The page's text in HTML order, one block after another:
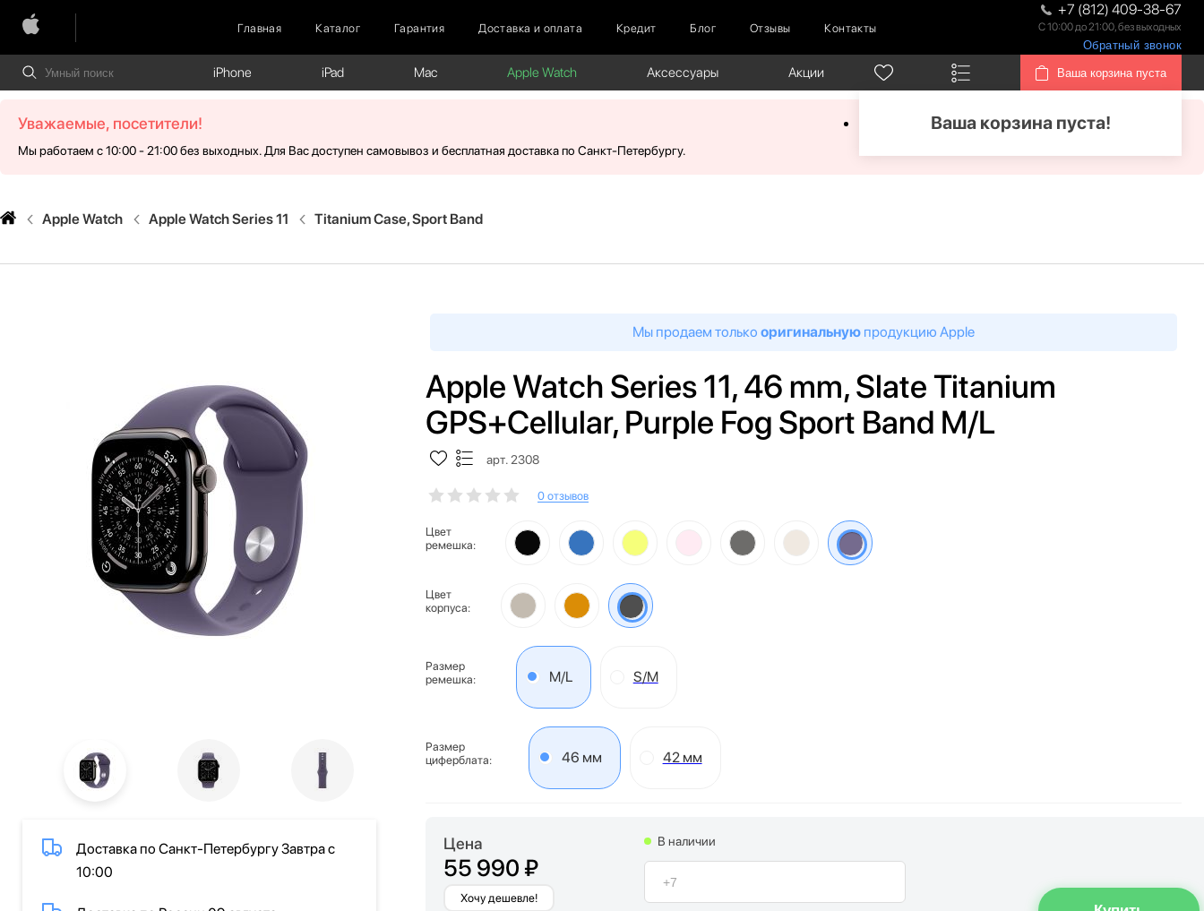
Главная Каталог Гарантия Доставка и оплата Кредит Блог Отзывы Контакты
+7 (812) 409-38-67
С 10:00 до 21:00, без выходных
Обратный звонок
iPhone iPad Mac Apple Watch Аксессуары Акции Ваша корзина пуста
Ваша корзина пуста!
Уважаемые, посетители!
Мы работаем с 10:00 - 21:00 без выходных. Для Вас доступен самовывоз и бесплатная доставка по Санкт-Петербургу.
Apple Watch Apple Watch Series 11 Titanium Case, Sport Band
Доставка по Санкт-Петербургу Завтра с
10:00
Мы продаем только оригинальную продукцию Apple
Apple Watch Series 11, 46 mm, Slate Titanium
GPS+Cellular, Purple Fog Sport Band M/L
арт. 2308
0 отзывов
Цвет
ремешка:
Цвет
корпуса:
Размер
ремешка:
M/L S/M
Размер
циферблата:
46 мм 42 мм
Цена
55 990 ₽
Хочу дешевле!
В наличии